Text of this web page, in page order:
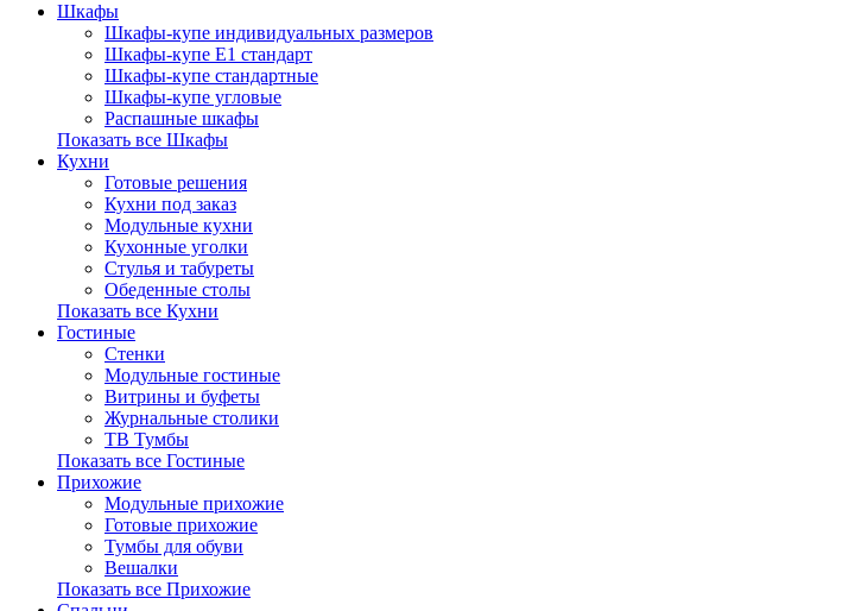
Шкафы
Шкафы-купе индивидуальных размеров
Шкафы-купе Е1 стандарт
Шкафы-купе стандартные
Шкафы-купе угловые
Распашные шкафы
Показать все Шкафы
Кухни
Готовые решения
Кухни под заказ
Модульные кухни
Кухонные уголки
Стулья и табуреты
Обеденные столы
Показать все Кухни
Гостиные
Стенки
Модульные гостиные
Витрины и буфеты
Журнальные столики
ТВ Тумбы
Показать все Гостиные
Прихожие
Модульные прихожие
Готовые прихожие
Тумбы для обуви
Вешалки
Показать все Прихожие